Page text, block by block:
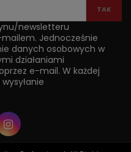
newsletteru
Jednocześnie
danych osobowych w
działaniami
e-mail. W każdej